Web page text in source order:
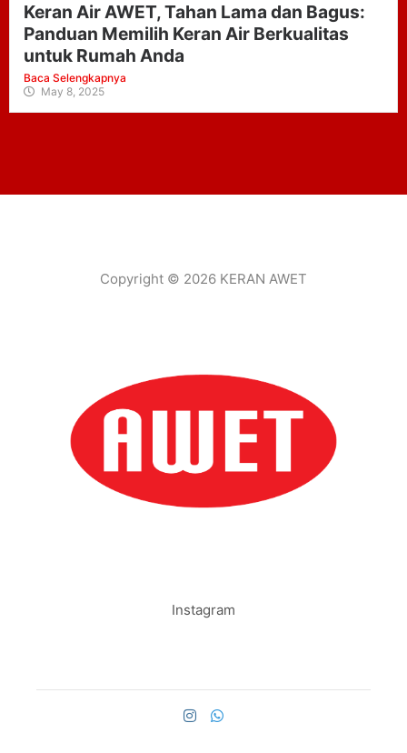
Keran Air AWET, Tahan Lama dan Bagus:
Panduan Memilih Keran Air Berkualitas
untuk Rumah Anda
Baca Selengkapnya
May 8, 2025
Copyright © 2026 KERAN AWET
Instagram